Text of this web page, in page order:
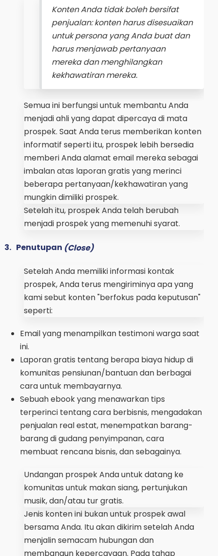
Konten Anda tidak boleh bersifat
penjualan: konten harus disesuaikan
untuk persona yang Anda buat dan
harus menjawab pertanyaan
mereka dan menghilangkan
kekhawatiran mereka.
Semua ini berfungsi untuk membantu Anda
menjadi ahli yang dapat dipercaya di mata
prospek. Saat Anda terus memberikan konten
informatif seperti itu, prospek lebih bersedia
memberi Anda alamat email mereka sebagai
imbalan atas laporan gratis yang merinci
beberapa pertanyaan/kekhawatiran yang
mungkin dimiliki prospek.
Setelah itu, prospek Anda telah berubah
menjadi prospek yang memenuhi syarat.
3. Penutupan (Close)
Setelah Anda memiliki informasi kontak
prospek, Anda terus mengiriminya apa yang
kami sebut konten "berfokus pada keputusan"
seperti:
Email yang menampilkan testimoni warga saat
ini.
Laporan gratis tentang berapa biaya hidup di
komunitas pensiunan/bantuan dan berbagai
cara untuk membayarnya.
Sebuah ebook yang menawarkan tips
terperinci tentang cara berbisnis, mengadakan
penjualan real estat, menempatkan barang-
barang di gudang penyimpanan, cara
membuat rencana bisnis, dan sebagainya.
Undangan prospek Anda untuk datang ke
komunitas untuk makan siang, pertunjukan
musik, dan/atau tur gratis.
Jenis konten ini bukan untuk prospek awal
bersama Anda. Itu akan dikirim setelah Anda
menjalin semacam hubungan dan
membangun kepercayaan. Pada tahap